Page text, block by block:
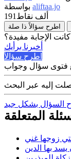
aliftaa.jo
191ألف نقاط
اطرح سؤالاً ذا صلة
الإجابة مفيدة؟
أخبرنا برأيك
اطرح سؤالاً
السؤال بشكل جيد
المتعلقة
زوجها غني
بها الدين